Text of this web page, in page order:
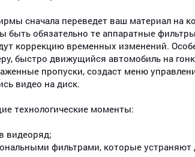
сначала переведет ваш материал на
обязательно те аппаратные
коррекцию временных изменений.
быстро движущийся автомобиль на
пропуски, создаст меню
видео на диск.
технологические моменты:
видеоряд;
фильтрами, которые устраняют